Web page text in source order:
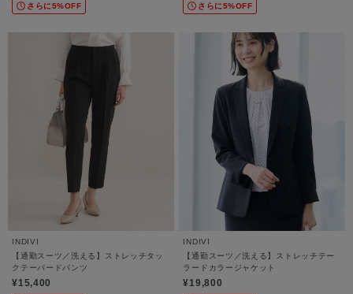
さらに5%OFF さらに5%OFF
INDIVI
【通勤スーツ／洗える】ストレッチタッ
クテーパードパンツ
¥15,400
INDIVI
【通勤スーツ／洗える】ストレッチテー
ラードカラージャケット
¥19,800